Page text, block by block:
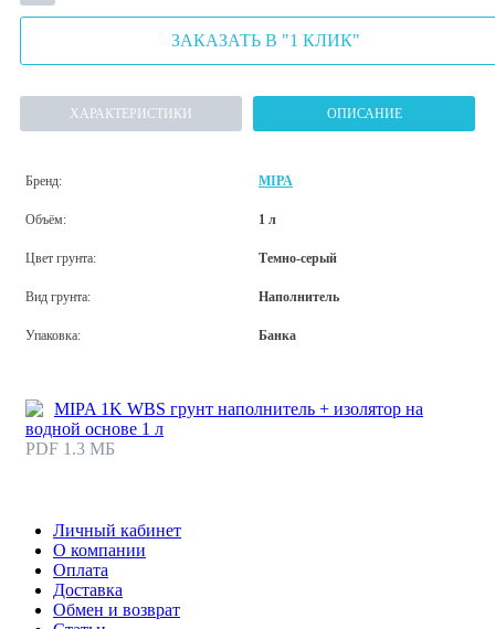
ЗАКАЗАТЬ В "1 КЛИК"
ХАРАКТЕРИСТИКИ ОПИСАНИЕ
Бренд: MIPA
Объём: 1 л
Цвет грунта: Темно-серый
Вид грунта: Наполнитель
Упаковка: Банка
MIPA 1K WBS грунт наполнитель + изолятор на
водной основе 1 л
PDF 1.3 МБ
Личный кабинет
О компании
Оплата
Доставка
Обмен и возврат